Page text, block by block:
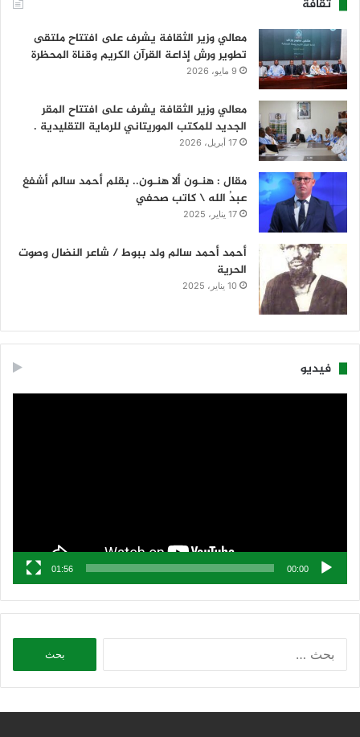
ثقافة
معالي وزير الثقافة يشرف على افتتاح ملتقى
تطوير ورش إذاعة القرآن الكريم وقناة المحظرة
9 مايو، 2026
معالي وزير الثقافة يشرف على افتتاح المقر
الجديد للمكتب الموريتاني للرماية التقليدية .
17 أبريل، 2026
مقال : هنـون ألا هنـون.. بقلم أحمد سالم أشفغ
عبدُ الله \ كاتب صحفي
17 يناير، 2025
أحمد أحمد سالم ولد ببوط / شاعر النضال وصوت
الحرية
10 يناير، 2025
فيديو
00:00
01:56